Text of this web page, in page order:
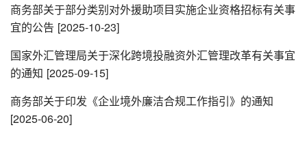
商务部关于部分类别对外援助项目实施企业资格招标有关事
宜的公告 [2025-10-23]
国家外汇管理局关于深化跨境投融资外汇管理改革有关事宜
的通知 [2025-09-15]
商务部关于印发《企业境外廉洁合规工作指引》的通知
[2025-06-20]